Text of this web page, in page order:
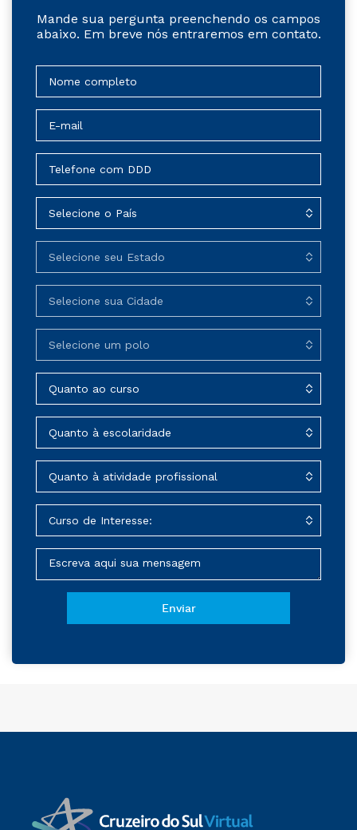
Mande sua pergunta preenchendo os campos
abaixo. Em breve nós entraremos em contato.